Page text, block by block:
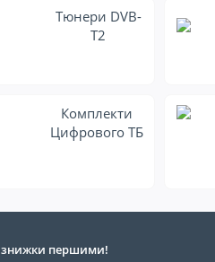
Тюнери DVB-
T2
Комплекти
Цифрового ТБ
знижки першими!